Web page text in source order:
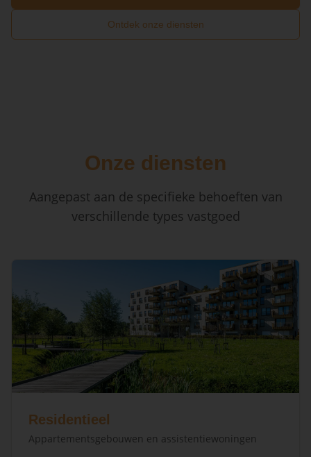
Ontdek onze diensten
Onze diensten
Aangepast aan de specifieke behoeften van
verschillende types vastgoed
Residentieel
Appartementsgebouwen en assistentiewoningen